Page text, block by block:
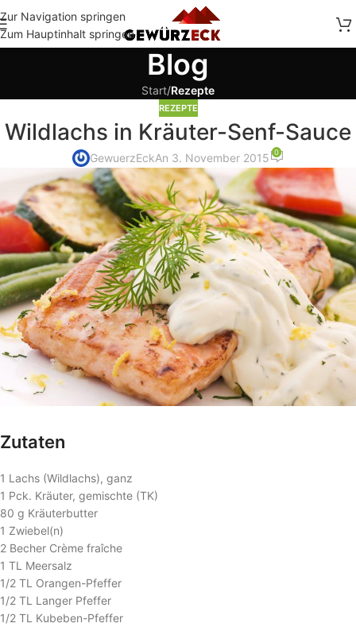
Zur Navigation springen
Zum Hauptinhalt springen
Blog
Start/Rezepte
REZEPTE
Wildlachs in Kräuter-Senf-Sauce
GewuerzEckAn 3. November 2015 0
Zutaten
1 Lachs (Wildlachs), ganz
1 Pck. Kräuter, gemischte (TK)
80 g Kräuterbutter
1 Zwiebel(n)
2 Becher Crème fraîche
1 TL Meersalz
1/2 TL Orangen-Pfeffer
1/2 TL Langer Pfeffer
1/2 TL Kubeben-Pfeffer